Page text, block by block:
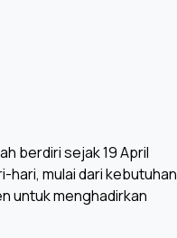
berdiri sejak 19 April
mulai dari kebutuhan
untuk menghadirkan